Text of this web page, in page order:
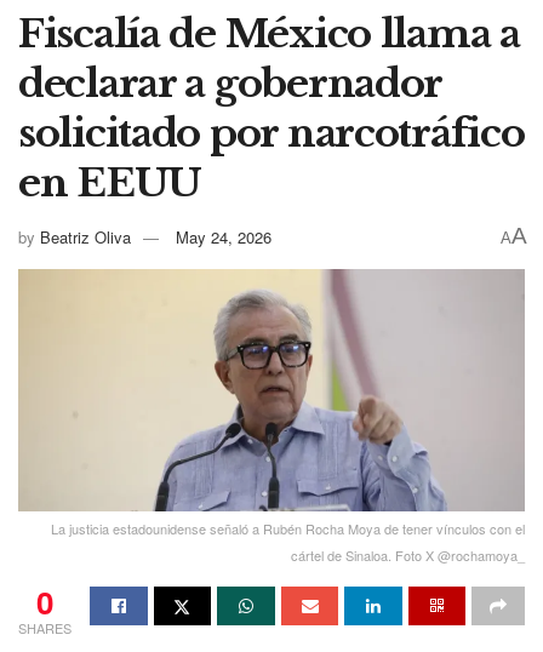
Fiscalía de México llama a
declarar a gobernador
solicitado por narcotráfico
en EEUU
by Beatriz Oliva May 24, 2026 AA
La justicia estadounidense señaló a Rubén Rocha Moya de tener vínculos con el
cártel de Sinaloa. Foto X @rochamoya_
0
SHARES